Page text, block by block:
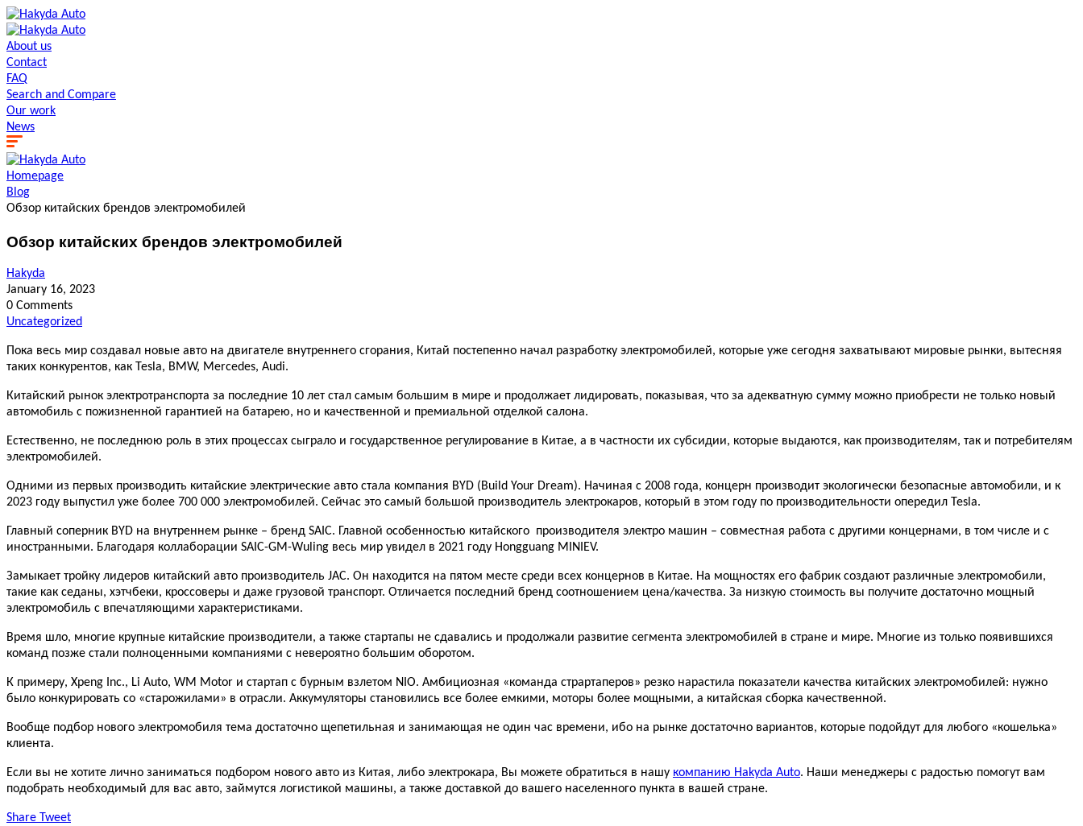
About us
Contact
FAQ
Search and Сompare
Our work
News
Homepage
Blog
Обзор китайских брендов электромобилей
Обзор китайских брендов электромобилей
Hakyda
January 16, 2023
0 Comments
Uncategorized
Пока весь мир создавал новые авто на двигателе внутреннего сгорания, Китай постепенно начал разработку электромобилей, которые уже сегодня захватывают мировые рынки, вытесняя
таких конкурентов, как Tesla, BMW, Mercedes, Audi.
Китайский рынок электротранспорта за последние 10 лет стал самым большим в мире и продолжает лидировать, показывая, что за адекватную сумму можно приобрести не только новый
автомобиль с пожизненной гарантией на батарею, но и качественной и премиальной отделкой салона.
Естественно, не последнюю роль в этих процессах сыграло и государственное регулирование в Китае, а в частности их субсидии, которые выдаются, как производителям, так и потребителям
электромобилей.
Одними из первых производить китайские электрические авто стала компания BYD (Build Your Dream). Начиная с 2008 года, концерн производит экологически безопасные автомобили, и к
2023 году выпустил уже более 700 000 электромобилей. Сейчас это самый большой производитель электрокаров, который в этом году по производительности опередил Tesla.
Главный соперник BYD на внутреннем рынке – бренд SAIC. Главной особенностью китайского производителя электро машин – совместная работа с другими концернами, в том числе и с
иностранными. Благодаря коллаборации SAIC-GM-Wuling весь мир увидел в 2021 году Hongguang MINIEV.
Замыкает тройку лидеров китайский авто производитель JAC. Он находится на пятом месте среди всех концернов в Китае. На мощностях его фабрик создают различные электромобили,
такие как седаны, хэтчбеки, кроссоверы и даже грузовой транспорт. Отличается последний бренд соотношением цена/качества. За низкую стоимость вы получите достаточно мощный
электромобиль с впечатляющими характеристиками.
Время шло, многие крупные китайские производители, а также стартапы не сдавались и продолжали развитие сегмента электромобилей в стране и мире. Многие из только появившихся
команд позже стали полноценными компаниями с невероятно большим оборотом.
К примеру, Xpeng Inc., Li Auto, WM Motor и стартап с бурным взлетом NIO. Амбициозная «команда страртаперов» резко нарастила показатели качества китайских электромобилей: нужно
было конкурировать со «старожилами» в отрасли. Аккумуляторы становились все более емкими, моторы более мощными, а китайская сборка качественной.
Вообще подбор нового электромобиля тема достаточно щепетильная и занимающая не один час времени, ибо на рынке достаточно вариантов, которые подойдут для любого «кошелька»
клиента.
Если вы не хотите лично заниматься подбором нового авто из Китая, либо электрокара, Вы можете обратиться в нашу компанию Hakyda Auto. Наши менеджеры с радостью помогут вам
подобрать необходимый для вас авто, займутся логистикой машины, а также доставкой до вашего населенного пункта в вашей стране.
Share Tweet